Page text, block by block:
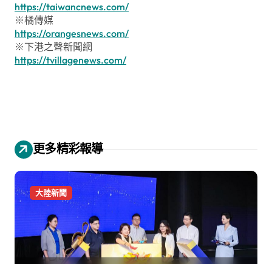
https://taiwancnews.com/
※橘傳媒
https://orangesnews.com/
※下港之聲新聞網
https://tvillagenews.com/
更多精彩報導
大陸新聞